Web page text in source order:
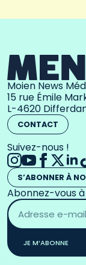
Moien News
15 rue Émile
L-4620
CONTACT
Suivez-nous !
S’ABONNER À
Abonnez-vous
Adresse
email
*
JE M’ABONNE